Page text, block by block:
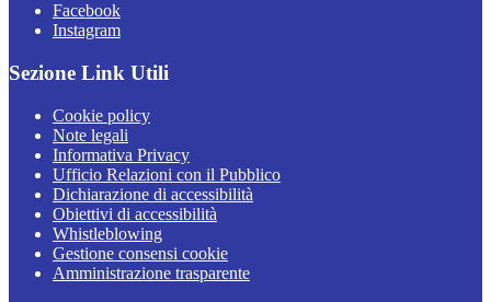
Facebook
Instagram
Sezione Link Utili
Cookie policy
Note legali
Informativa Privacy
Ufficio Relazioni con il Pubblico
Dichiarazione di accessibilità
Obiettivi di accessibilità
Whistleblowing
Gestione consensi cookie
Amministrazione trasparente